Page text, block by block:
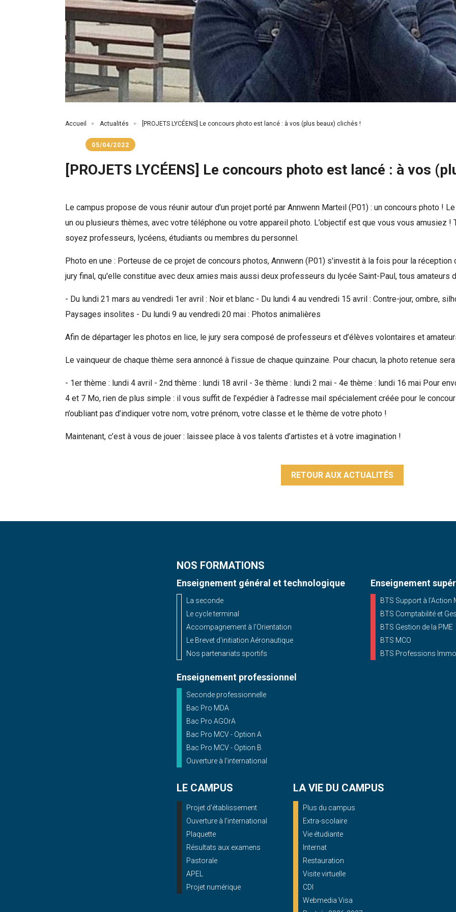
Fil
Accueil Actualités [PROJETS LYCÉENS] Le concours photo est lancé : à vos (plus beaux) clichés !
05/04/2022
[PROJETS LYCÉENS] Le concours photo est lancé : à vos
Le campus propose de vous réunir autour d’un projet porté par Annwenn Marteil (P01) : un concours photo !
un ou plusieurs thèmes, avec votre téléphone ou votre appareil photo. L’objectif est que vous vous amusiez !
soyez professeurs, lycéens, étudiants ou membres du personnel.
Photo en une : Porteuse de ce projet de concours photos, Annwenn (P01) s'investit à la fois pour la
jury final, qu'elle constitue avec deux amies mais aussi deux professeurs du lycée Saint-Paul, tous amateurs
- Du lundi 21 mars au vendredi 1er avril : Noir et blanc - Du lundi 4 au vendredi 15 avril : Contre-jour, ombre,
Paysages insolites - Du lundi 9 au vendredi 20 mai : Photos animalières
Afin de départager les photos en lice, le jury sera composé de professeurs et d’élèves volontaires et
Le vainqueur de chaque thème sera annoncé à l'issue de chaque quinzaine. Pour chacun, la photo retenue
- 1er thème : lundi 4 avril - 2nd thème : lundi 18 avril - 3e thème : lundi 2 mai - 4e thème : lundi 16 mai Pour
4 et 7 Mo, rien de plus simple : il vous suffit de l’expédier à l’adresse mail spécialement créée pour le
n’oubliant pas d’indiquer votre nom, votre prénom, votre classe et le thème de votre photo !
Maintenant, c’est à vous de jouer : laissee place à vos talents d’artistes et à votre imagination !
RETOUR AUX ACTUALITÉS
Rechercher
NOS FORMATIONS
Enseignement général et technologique
La seconde
Le cycle terminal
Accompagnement à l'Orientation
Le Brevet d'initiation Aéronautique
Nos partenariats sportifs
Enseignement professionnel
Seconde professionnelle
Bac Pro MDA
Bac Pro AGOrA
Bac Pro MCV - Option A
Bac Pro MCV - Option B
Ouverture à l'international
Enseignement
BTS Support à l’Action
BTS Comptabilité et
BTS Gestion de la PME
BTS MCO
BTS Professions
LE CAMPUS
Projet d'établissement
Ouverture à l'international
Plaquette
Résultats aux examens
Pastorale
APEL
Projet numérique
LA VIE DU CAMPUS
Plus du campus
Extra-scolaire
Vie étudiante
Internat
Restauration
Visite virtuelle
CDI
Webmedia Visa